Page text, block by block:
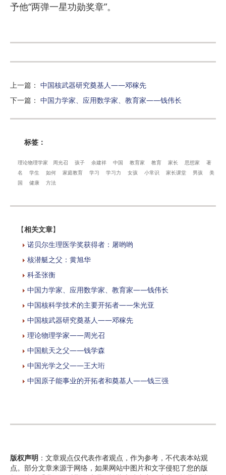
予他“两弹一星功勋奖章”。
上一篇 ： 中国核武器研究奠基人——邓稼先
下一篇 ： 中国力学家、应用数学家、教育家——钱伟长
标签：
理论物理学家 周光召 孩子 余建祥 中国 教育家 教育 家长 思想家
著
名
学生 如何 家庭教育 学习 学习力 女孩 小常识 家长课堂 男孩
美
国
健康 方法
【相关文章】
诺贝尔生理医学奖获得者：屠哟哟
核潜艇之父：黄旭华
科圣张衡
中国力学家、应用数学家、教育家——钱伟长
中国核科学技术的主要开拓者——朱光亚
中国核武器研究奠基人——邓稼先
理论物理学家——周光召
中国航天之父——钱学森
中国光学之父——王大珩
中国原子能事业的开拓者和奠基人——钱三强
版权声明 ：文章观点仅代表作者观点，作为参考，不代表本站观
点。部分文章来源于网络，如果网站中图片和文字侵犯了您的版